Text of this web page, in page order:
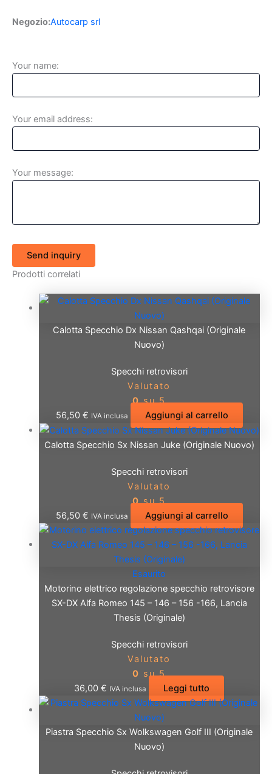
Negozio:Autocarp srl
Your name:
Your email address:
Your message:
Send inquiry
Prodotti correlati
Calotta Specchio Dx Nissan Qashqai (Originale
Nuovo)
Specchi retrovisori
Valutato
0su 5
56,50 € IVA inclusa Aggiungi al carrello
Calotta Specchio Sx Nissan Juke (Originale Nuovo)
Specchi retrovisori
Valutato
0su 5
56,50 € IVA inclusa Aggiungi al carrello
Esaurito
Motorino elettrico regolazione specchio retrovisore
SX-DX Alfa Romeo 145 – 146 – 156 -166, Lancia
Thesis (Originale)
Specchi retrovisori
Valutato
0 su 5
36,00€ IVA inclusa Leggi tutto
Piastra Specchio Sx Wolkswagen Golf III (Originale
Nuovo)